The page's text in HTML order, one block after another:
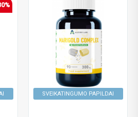
SVEIKATINGUMO PAPILDAI